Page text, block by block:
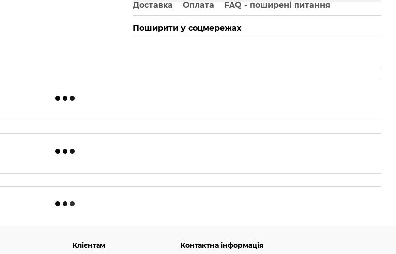
Доставка Оплата FAQ - поширені питання
Поширити у соцмережах
Клієнтам Контактна інформація